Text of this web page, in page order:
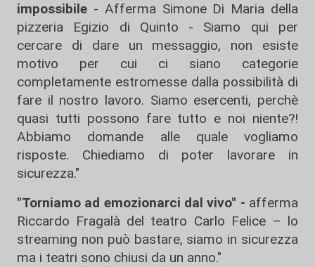
impossibile - Afferma Simone Di Maria della
pizzeria Egizio di Quinto - Siamo qui per
cercare di dare un messaggio, non esiste
motivo per cui ci siano categorie
completamente estromesse dalla possibilità di
fare il nostro lavoro. Siamo esercenti, perchè
quasi tutti possono fare tutto e noi niente?!
Abbiamo domande alle quale vogliamo
risposte. Chiediamo di poter lavorare in
sicurezza."
"Torniamo ad emozionarci dal vivo" - afferma
Riccardo Fragalà del teatro Carlo Felice – lo
streaming non può bastare, siamo in sicurezza
ma i teatri sono chiusi da un anno."